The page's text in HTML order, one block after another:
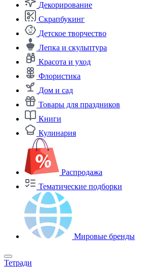
Декорирование
Скрапбукинг
Детское творчество
Лепка и скульптура
Красота и уход
Флористика
Дом и сад
Товары для праздников
Книги
Кулинария
Распродажа
Тематические подборки
Мировые бренды
Тетради